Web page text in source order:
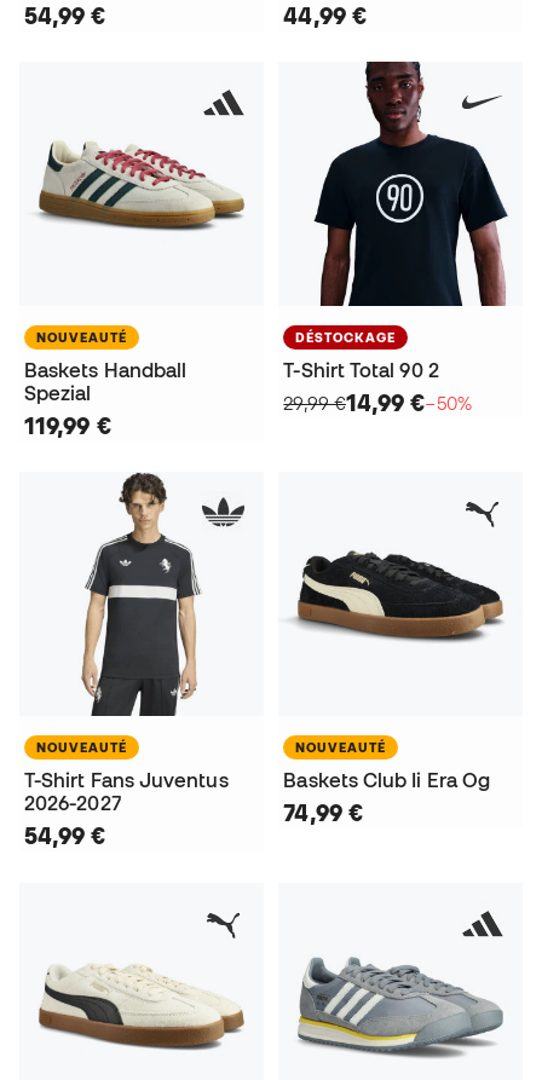
54,99 € 44,99 €
NOUVEAUTÉ
Baskets Handball
Spezial
119,99 €
DÉSTOCKAGE
T-Shirt Total 90 2
29,99 €14,99 €−50%
NOUVEAUTÉ
T-Shirt Fans Juventus
2026-2027
54,99 €
NOUVEAUTÉ
Baskets Club Ii Era Og
74,99 €